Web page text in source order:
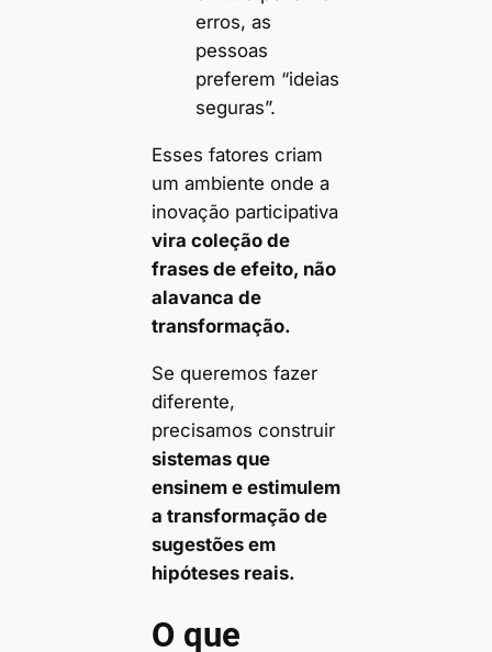
erros, as
pessoas
preferem “ideias
seguras”.
Esses fatores criam
um ambiente onde a
inovação participativa
vira coleção de
frases de efeito, não
alavanca de
transformação.
Se queremos fazer
diferente,
precisamos construir
sistemas que
ensinem e estimulem
a transformação de
sugestões em
hipóteses reais.
O que